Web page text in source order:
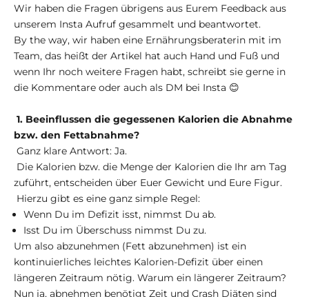
Wir haben die Fragen übrigens aus Eurem Feedback aus
unserem Insta Aufruf gesammelt und beantwortet.
By the way, wir haben eine Ernährungsberaterin mit im
Team, das heißt der Artikel hat auch Hand und Fuß und
wenn Ihr noch weitere Fragen habt, schreibt sie gerne in
die Kommentare oder auch als DM bei Insta 😊
1. Beeinflussen die gegessenen Kalorien die Abnahme
bzw. den Fettabnahme?
Ganz klare Antwort: Ja.
Die Kalorien bzw. die Menge der Kalorien die Ihr am Tag
zuführt, entscheiden über Euer Gewicht und Eure Figur.
Hierzu gibt es eine ganz simple Regel:
Wenn Du im Defizit isst, nimmst Du ab.
Isst Du im Überschuss nimmst Du zu.
Um also abzunehmen (Fett abzunehmen) ist ein
kontinuierliches leichtes Kalorien-Defizit über einen
längeren Zeitraum nötig. Warum ein längerer Zeitraum?
Nun ja, abnehmen benötigt Zeit und Crash Diäten sind